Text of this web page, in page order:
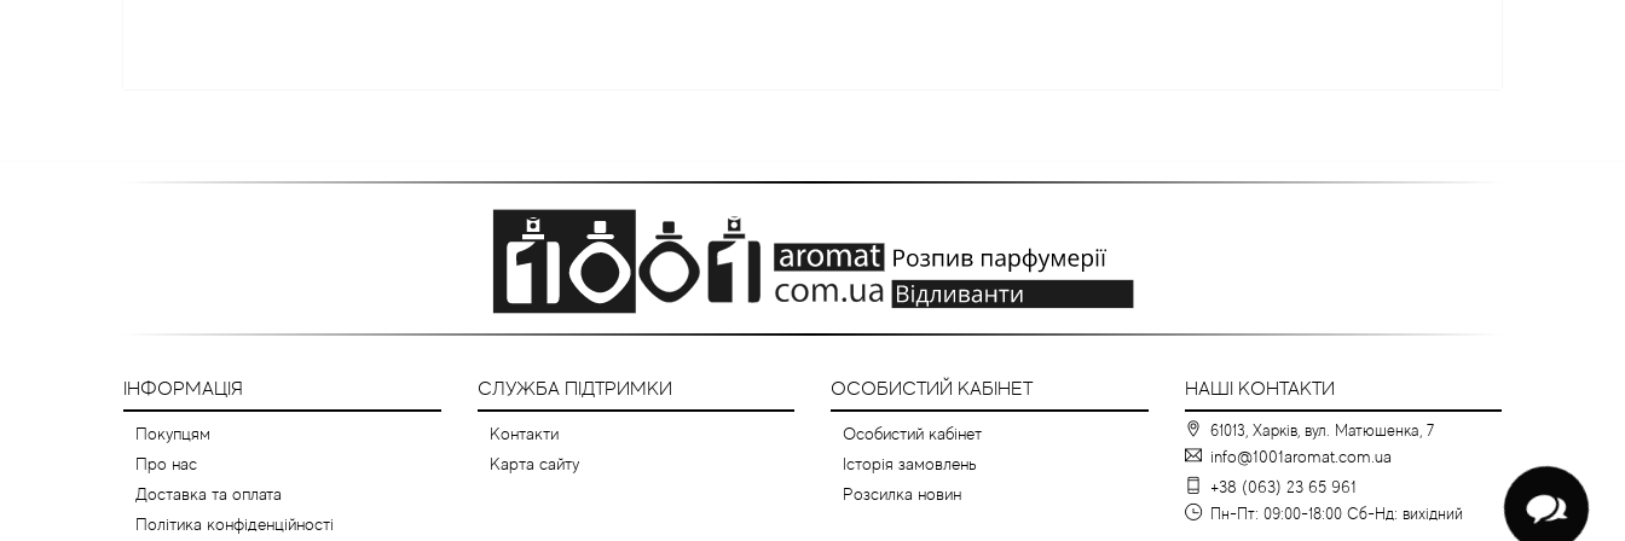
ІНФОРМАЦІЯ
Покупцям
Про нас
Доставка та оплата
Політика конфіденційності
СЛУЖБА ПІДТРИМКИ
Контакти
Карта сайту
ОСОБИСТИЙ КАБІНЕТ
Особистий кабінет
Історія замовлень
Розсилка новин
НАШІ КОНТАКТИ
61013, Харків, вул. Матюшенка, 7
info@1001aromat.com.ua
+38 (063) 23 65 961
Пн-Пт: 09:00-18:00 Сб-Нд: вихідний